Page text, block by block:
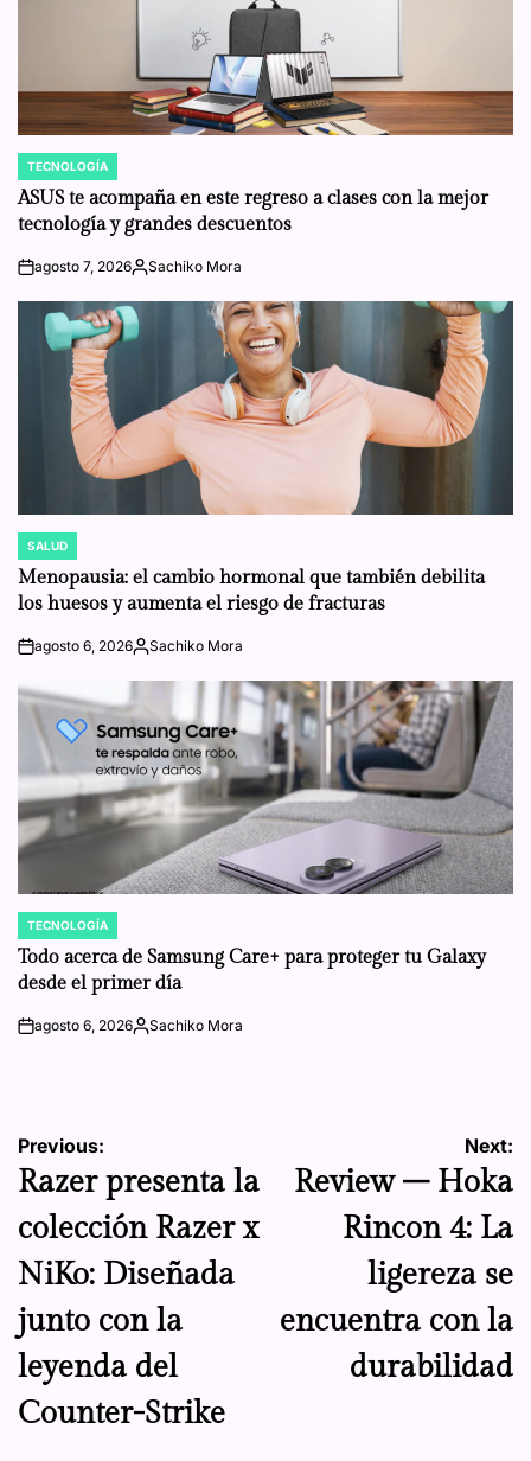
POSTED
IN
TECNOLOGÍA
ASUS te acompaña en este regreso a clases con la mejor
tecnología y grandes descuentos
onagosto 7, 2026Posted
Sachiko Mora
POSTED
IN
SALUD
Menopausia: el cambio hormonal que también debilita
los huesos y aumenta el riesgo de fracturas
onagosto 6, 2026Posted
Sachiko Mora
POSTED
IN
TECNOLOGÍA
Todo acerca de Samsung Care+ para proteger tu Galaxy
desde el primer día
onagosto 6, 2026Posted
Sachiko Mora
Navegación
de
entradas
Previous:
Razer presenta la
colección Razer x
NiKo: Diseñada
junto con la
leyenda del
Counter-Strike
Next:
Review – Hoka
Rincon 4: La
ligereza se
encuentra con la
durabilidad